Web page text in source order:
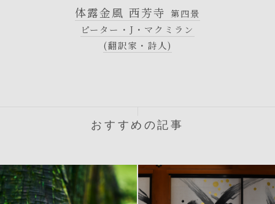
体露金風 西芳寺 第四景
ピーター・J・マクミラン
(翻訳家・詩人)
おすすめの記事